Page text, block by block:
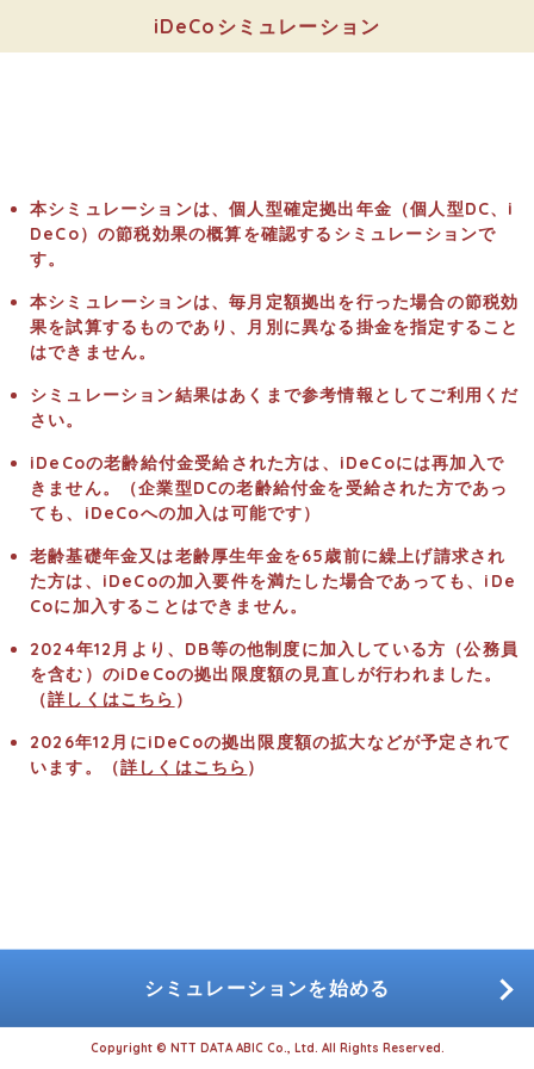
iDeCoシミュレーション
本シミュレーションは、個人型確定拠出年金（個人型DC、i
DeCo）の節税効果の概算を確認するシミュレーションで
す。
本シミュレーションは、毎月定額拠出を行った場合の節税効
果を試算するものであり、月別に異なる掛金を指定すること
はできません。
シミュレーション結果はあくまで参考情報としてご利用くだ
さい。
iDeCoの老齢給付金受給された方は、iDeCoには再加入で
きません。（企業型DCの老齢給付金を受給された方であっ
ても、iDeCoへの加入は可能です）
老齢基礎年金又は老齢厚生年金を65歳前に繰上げ請求され
た方は、iDeCoの加入要件を満たした場合であっても、iDe
Coに加入することはできません。
2024年12月より、DB等の他制度に加入している方（公務員
を含む）のiDeCoの拠出限度額の見直しが行われました。
（詳しくはこちら ）
2026年12月にiDeCoの拠出限度額の拡大などが予定されて
います。（詳しくはこちら ）
シミュレーションを始める
Copyright © NTT DATA ABIC Co., Ltd. All Rights Reserved.